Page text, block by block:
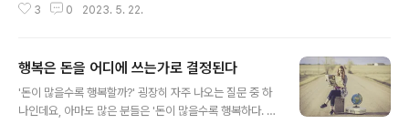
을 보인다 해도 괜찮다고 여기는 감정을 뜻합니다. 동료가
동료들이 자신의 의견을 논리적이고 합리적인 기준에 따라
비판한다면 기꺼이 수용하고, 말단 직원과 고참 직원 모두
가 동등한 발언 시간과 기회를 보장 받는 것이 바로 심리적
3 0 2023. 5. 22.
행복은 돈을 어디에 쓰는가로 결정된다
'돈이 많을수록 행복할까?' 굉장히 자주 나오는 질문 중 하
나인데요, 아마도 많은 분들은 '돈이 많을수록 행복하다. 하